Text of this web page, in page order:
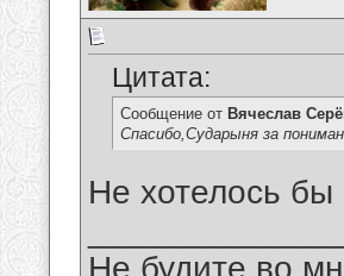
Цитата:
Сообщение от Вячеслав
Спасибо,Сударыня за
Не хотелось бы